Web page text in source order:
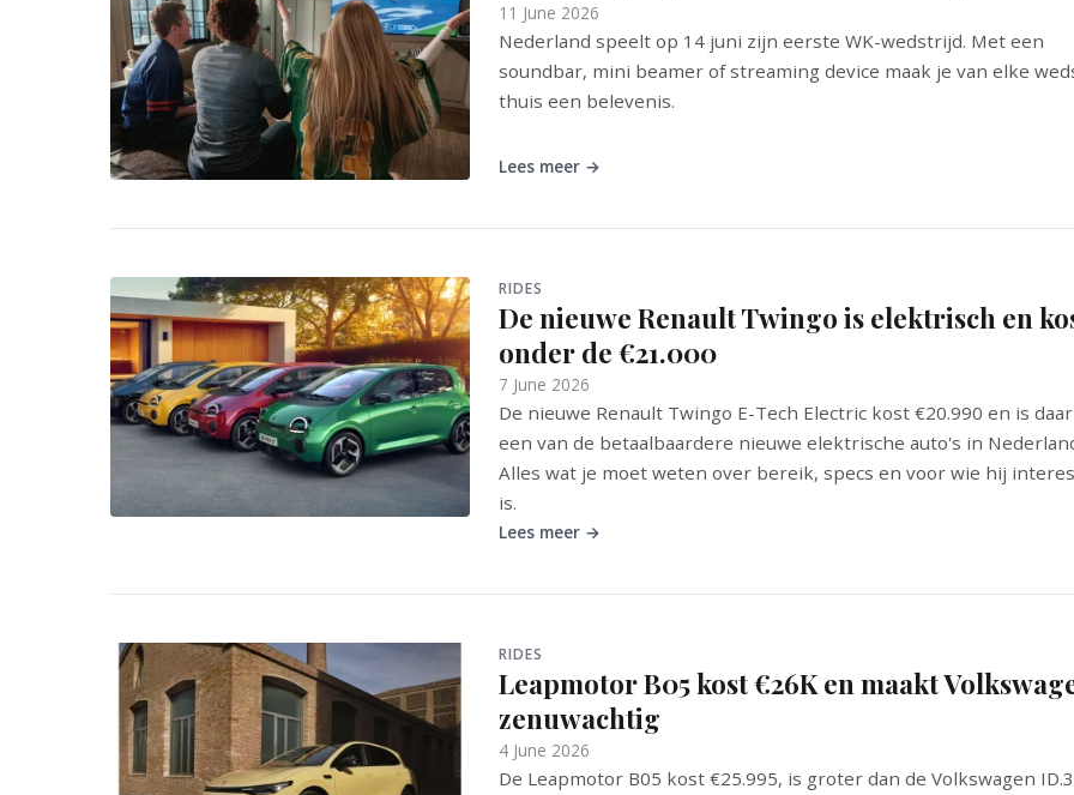
11 June 2026
Nederland speelt op 14 juni zijn eerste WK-wedstrijd. Met een
soundbar, mini beamer of streaming device maak je van elke
thuis een belevenis.
Lees meer →
RIDES
De nieuwe Renault Twingo is elektrisch en
onder de €21.000
7 June 2026
De nieuwe Renault Twingo E-Tech Electric kost €20.990 en is
een van de betaalbaardere nieuwe elektrische auto's in
Alles wat je moet weten over bereik, specs en voor wie hij
is.
Lees meer →
RIDES
Leapmotor B05 kost €26K en maakt
zenuwachtig
4 June 2026
De Leapmotor B05 kost €25.995, is groter dan de Volkswagen